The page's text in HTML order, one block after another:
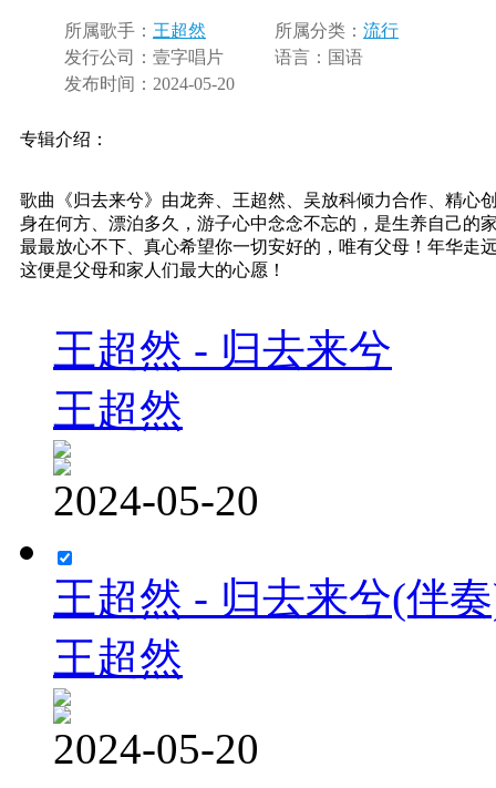
所属歌手： 王超然 所属分类： 流行
发行公司： 壹字唱片 语言： 国语
发布时间： 2024-05-20
专辑介绍：
歌曲《归去来兮》由龙奔、王超然、吴放科倾力合作、精心
身在何方、漂泊多久，游子心中念念不忘的，是生养自己的
最最放心不下、真心希望你一切安好的，唯有父母！年华走
这便是父母和家人们最大的心愿！
王超然 - 归去来兮
王超然
2024-05-20
王超然 - 归去来兮(伴
王超然
2024-05-20